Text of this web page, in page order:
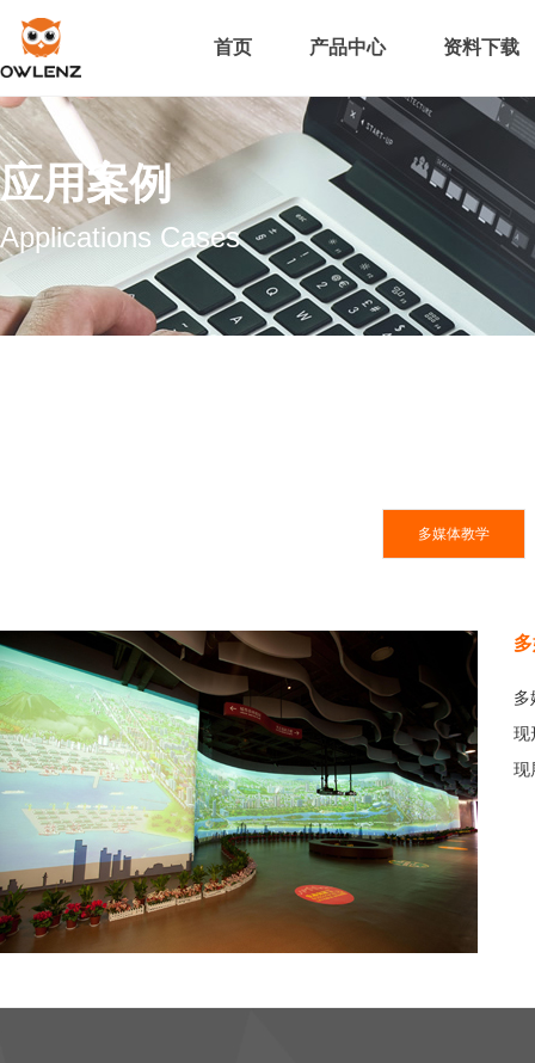
首页 产品中心 资料下载
应用案例
Applications Cases
多媒体教学
多
现
现